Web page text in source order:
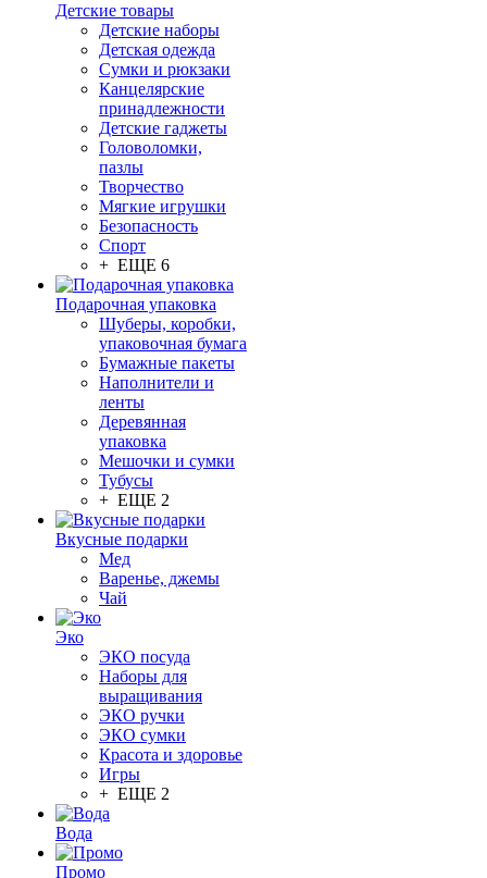
Детские товары
Детские наборы
Детская одежда
Сумки и рюкзаки
Канцелярские
принадлежности
Детские гаджеты
Головоломки,
пазлы
Творчество
Мягкие игрушки
Безопасность
Спорт
+ ЕЩЕ 6
Подарочная упаковка
Шуберы, коробки,
упаковочная бумага
Бумажные пакеты
Наполнители и
ленты
Деревянная
упаковка
Мешочки и сумки
Тубусы
+ ЕЩЕ 2
Вкусные подарки
Мед
Варенье, джемы
Чай
Эко
ЭКО посуда
Наборы для
выращивания
ЭКО ручки
ЭКО сумки
Красота и здоровье
Игры
+ ЕЩЕ 2
Вода
Промо